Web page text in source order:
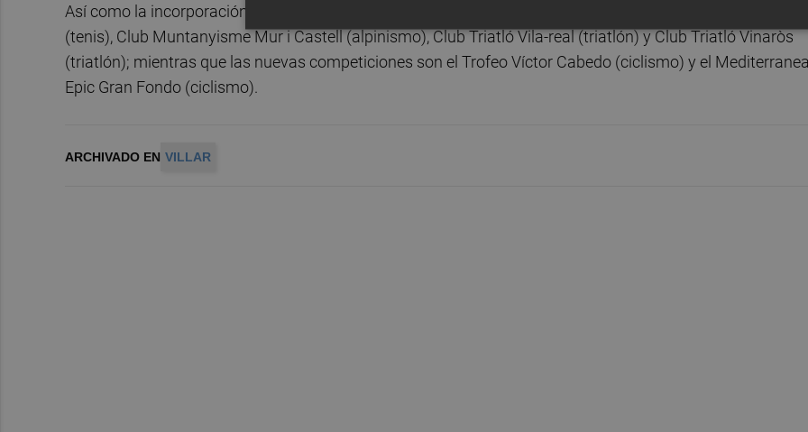
Así como la incorporación de los clubes Cocemfe Alt Maestrat (deporte adaptado), Club de Tenis Burriana
(tenis), Club Muntanyisme Mur i Castell (alpinismo), Club Triatló Vila-real (triatlón) y Club Triatló Vinaròs
(triatlón); mientras que las nuevas competiciones son el Trofeo Víctor Cabedo (ciclismo) y el
Epic Gran Fondo (ciclismo).
ARCHIVADO EN VILLAR